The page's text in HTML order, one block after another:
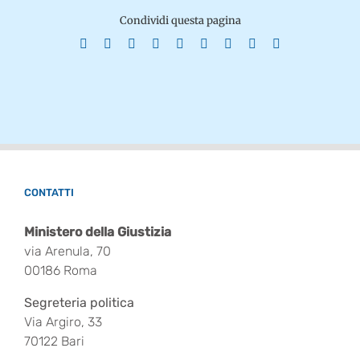
Condividi questa pagina
Facebook Reddit LinkedInWhatsApp
TumblrPinterest
CONTATTI
Ministero della Giustizia
via Arenula, 70
00186 Roma
Segreteria politica
Via Argiro, 33
70122 Bari